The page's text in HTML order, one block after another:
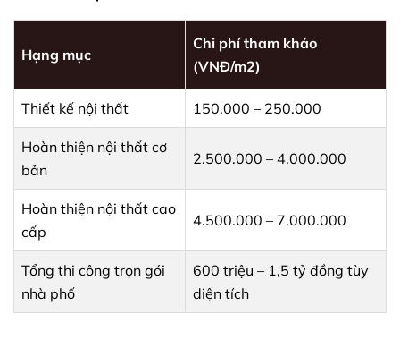
Hạng mục
Chi phí tham khảo
(VNĐ/m2)
Thiết kế nội thất 150.000 – 250.000
Hoàn thiện nội thất cơ
bản
2.500.000 – 4.000.000
Hoàn thiện nội thất cao
cấp
4.500.000 – 7.000.000
Tổng thi công trọn gói
nhà phố
600 triệu – 1,5 tỷ đồng tùy
diện tích